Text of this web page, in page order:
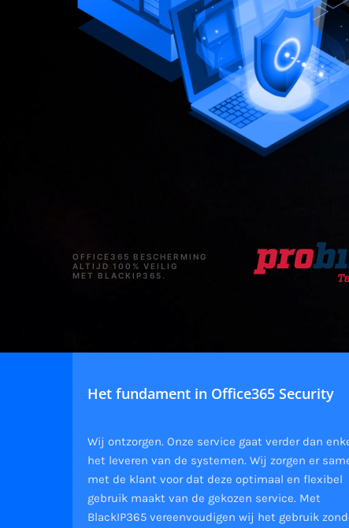
OFFICE365 BESCHERMING
ALTIJD 100% VEILIG
MET BLACKIP365.
Het fundament in Office365 Security
Wij ontzorgen. Onze service gaat verder dan
het leveren van de systemen. Wij zorgen er
met de klant voor dat deze optimaal en flexibel
gebruik maakt van de gekozen service. Met
BlackIP365 vereenvoudigen wij het gebruik